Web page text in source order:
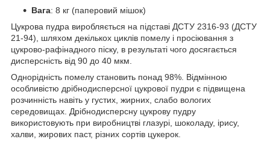
Вага: 8 кг (паперовий мішок)
Цукрова пудра виробляється на підставі ДСТУ 2316-93 (ДСТУ
21-94), шляхом декількох циклів помелу і просіювання з
цукрово-рафінадного піску, в результаті чого досягається
дисперсність від 90 до 40 мкм.
Однорідність помелу становить понад 98%. Відмінною
особливістю дрібнодисперсної цукрової пудри є підвищена
розчинність навіть у густих, жирних, слабо вологих
середовищах. Дрібнодисперсну цукрову пудру
використовують при виробництві глазурі, шоколаду, ірису,
халви, жирових паст, різних сортів цукерок.